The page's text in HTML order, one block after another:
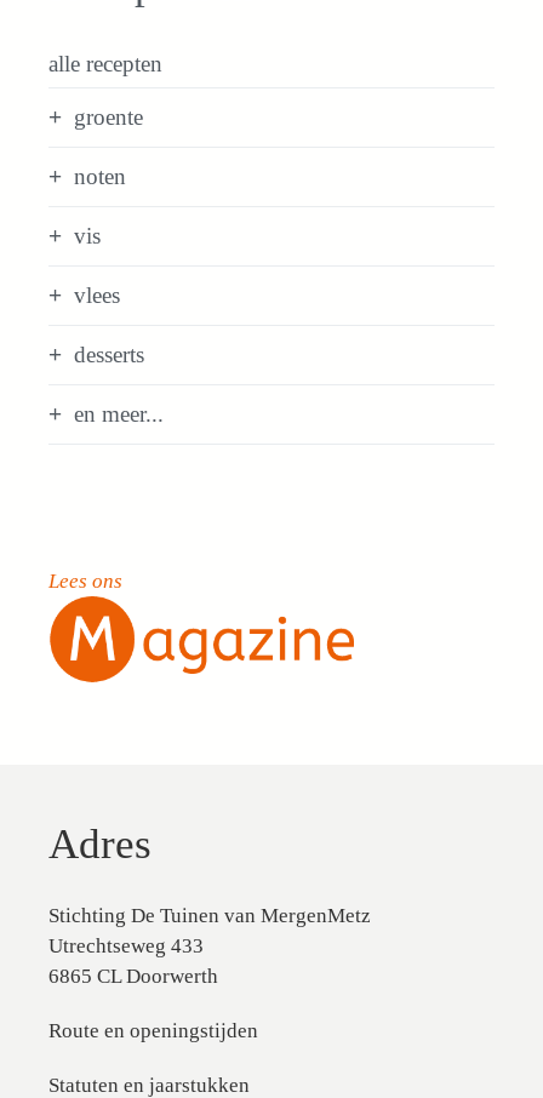
alle recepten
groente
noten
vis
vlees
desserts
en meer...
Lees ons
Adres
Stichting De Tuinen van MergenMetz
Utrechtseweg 433
6865 CL Doorwerth
Route en openingstijden
Statuten en jaarstukken